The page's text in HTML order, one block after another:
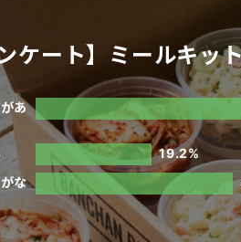
ンケート】ミールキ
あ
19.2%
な